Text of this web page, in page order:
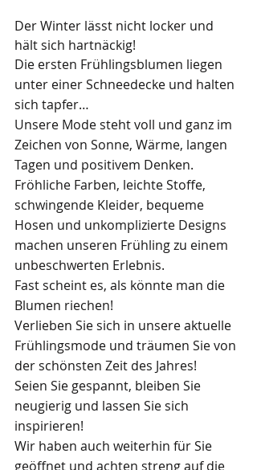
Der Winter lässt nicht locker und
hält sich hartnäckig!
Die ersten Frühlingsblumen liegen
unter einer Schneedecke und halten
sich tapfer…
Unsere Mode steht voll und ganz im
Zeichen von Sonne, Wärme, langen
Tagen und positivem Denken.
Fröhliche Farben, leichte Stoffe,
schwingende Kleider, bequeme
Hosen und unkomplizierte Designs
machen unseren Frühling zu einem
unbeschwerten Erlebnis.
Fast scheint es, als könnte man die
Blumen riechen!
Verlieben Sie sich in unsere aktuelle
Frühlingsmode und träumen Sie von
der schönsten Zeit des Jahres!
Seien Sie gespannt, bleiben Sie
neugierig und lassen Sie sich
inspirieren!
Wir haben auch weiterhin für Sie
geöffnet und achten streng auf die